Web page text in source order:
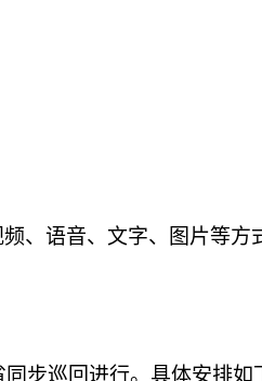
、语音、文字、图片等
步巡回进行。具体安排如